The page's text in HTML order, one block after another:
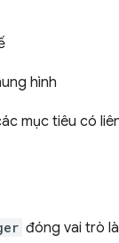
hình
mục tiêu có
đóng vai trò